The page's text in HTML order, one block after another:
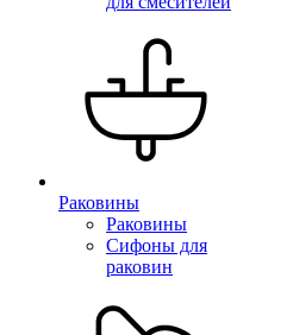
Раковины
Раковины
Сифоны для
раковин